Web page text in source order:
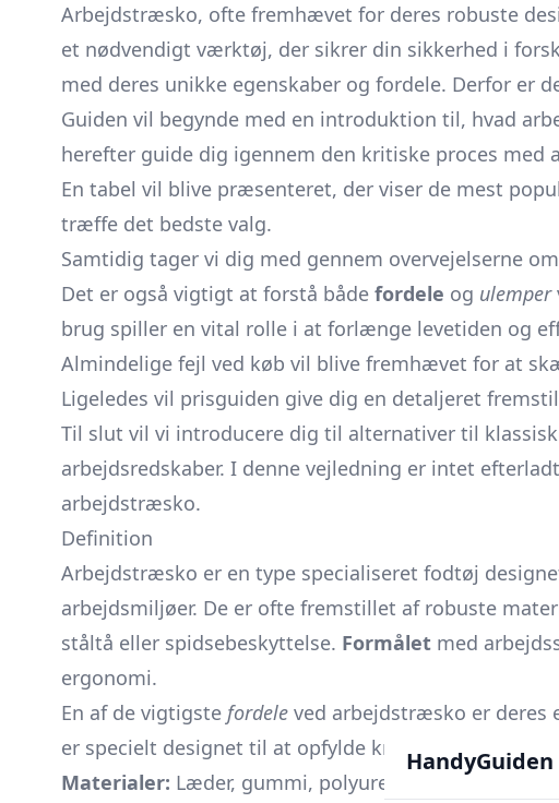
Arbejdstræsko, ofte fremhævet for deres robuste
et nødvendigt værktøj, der sikrer din sikkerhed i
med deres unikke egenskaber og fordele. Derfor er
Guiden vil begynde med en introduktion til, hvad
herefter guide dig igennem den kritiske proces
En tabel vil blive præsenteret, der viser de mest
træffe det bedste valg.
Samtidig tager vi dig med gennem overvejelserne
Det er også vigtigt at forstå både fordele og ulemper
brug spiller en vital rolle i at forlænge levetiden og
Almindelige fejl ved køb vil blive fremhævet for at
Ligeledes vil prisguiden give dig en detaljeret
Til slut vil vi introducere dig til alternativer til
arbejdsredskaber. I denne vejledning er intet
arbejdstræsko.
Definition
Arbejdstræsko er en type specialiseret fodtøj
arbejdsmiljøer. De er ofte fremstillet af robuste
ståltå eller spidsebeskyttelse. Formålet med
ergonomi.
En af de vigtigste fordele ved arbejdstræsko er deres
er specielt designet til at opfylde kravene fra
Materialer: Læder, gummi, polyurethan
HandyGuiden